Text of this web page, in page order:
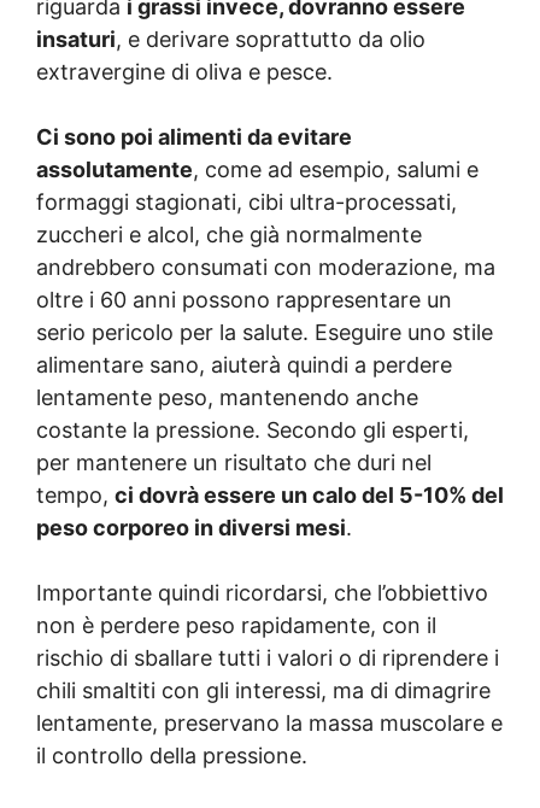
riguarda i grassi invece, dovranno essere
insaturi, e derivare soprattutto da olio
extravergine di oliva e pesce.
Ci sono poi alimenti da evitare
assolutamente, come ad esempio, salumi e
formaggi stagionati, cibi ultra-processati,
zuccheri e alcol, che già normalmente
andrebbero consumati con moderazione, ma
oltre i 60 anni possono rappresentare un
serio pericolo per la salute. Eseguire uno stile
alimentare sano, aiuterà quindi a perdere
lentamente peso, mantenendo anche
costante la pressione. Secondo gli esperti,
per mantenere un risultato che duri nel
tempo, ci dovrà essere un calo del 5-10% del
peso corporeo in diversi mesi.
Importante quindi ricordarsi, che l’obbiettivo
non è perdere peso rapidamente, con il
rischio di sballare tutti i valori o di riprendere i
chili smaltiti con gli interessi, ma di dimagrire
lentamente, preservano la massa muscolare e
il controllo della pressione.